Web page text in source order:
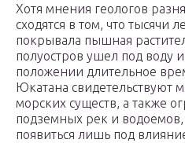
Хотя мнения геологов
сходятся в том, что тысячи
покрывала пышная
полуостров ушел под воду
положении длительное
Юкатана свидетельствуют
морских существ, а также
подземных рек и
появиться лишь под